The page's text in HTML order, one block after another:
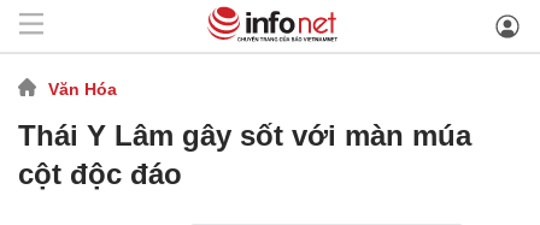
Văn Hóa
Thái Y Lâm gây sốt với màn múa
cột độc đáo